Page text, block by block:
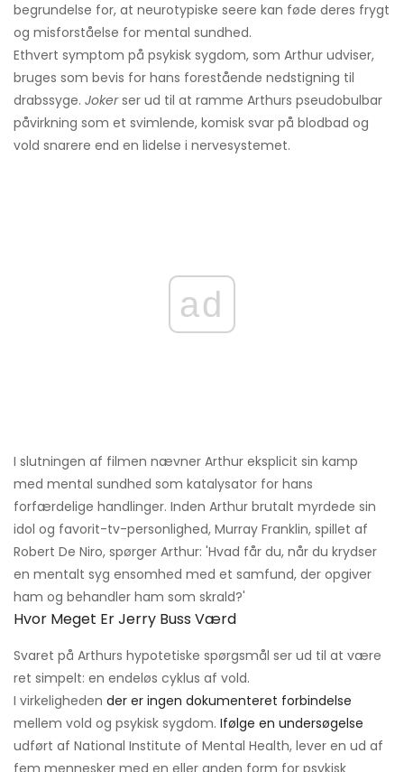
begrundelse for, at neurotypiske seere kan føde deres frygt
og misforståelse for mental sundhed.
Ethvert symptom på psykisk sygdom, som Arthur udviser,
bruges som bevis for hans forestående nedstigning til
drabssyge. Jokerser ud til at ramme Arthurs pseudobulbar
påvirkning som et svimlende, komisk svar på blodbad og
vold snarere end en lidelse i nervesystemet.
ad
I slutningen af ​​filmen nævner Arthur eksplicit sin kamp
med mental sundhed som katalysator for hans
forfærdelige handlinger. Inden Arthur brutalt myrdede sin
idol og favorit-tv-personlighed, Murray Franklin, spillet af
Robert De Niro, spørger Arthur: 'Hvad får du, når du krydser
en mentalt syg ensomhed med et samfund, der opgiver
ham og behandler ham som skrald?'
Hvor Meget Er Jerry Buss Værd
Svaret på Arthurs hypotetiske spørgsmål ser ud til at være
ret simpelt: en endeløs cyklus af vold.
I virkeligheden der er ingen dokumenteret forbindelse
mellem vold og psykisk sygdom. Ifølge en undersøgelse
udført af National Institute of Mental Health, lever en ud af